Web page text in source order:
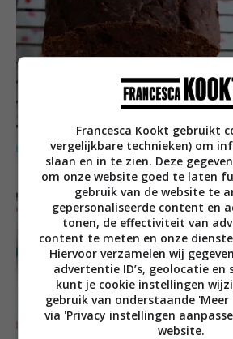
Francesca Kookt gebruikt
vergelijkbare technieken) om
slaan en in te zien. Deze
om onze website goed te laten
gebruik van de website te
gepersonaliseerde content en
tonen, de effectiviteit van
content te meten en onze
Hiervoor verzamelen wij
advertentie ID’s, geolocatie en
kunt je cookie instellingen
gebruik van onderstaande
via 'Privacy instellingen
website.